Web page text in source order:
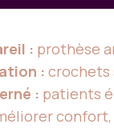
: prothèse
: crochets
: patients